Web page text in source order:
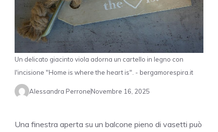
Un delicato giacinto viola adorna un cartello in legno con
l'incisione "Home is where the heart is". - bergamorespira.it
Alessandra PerroneNovembre 16, 2025
Una finestra aperta su un balcone pieno di vasetti può